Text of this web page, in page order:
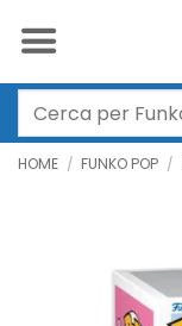
Cerca:
HOME / FUNKO POP /